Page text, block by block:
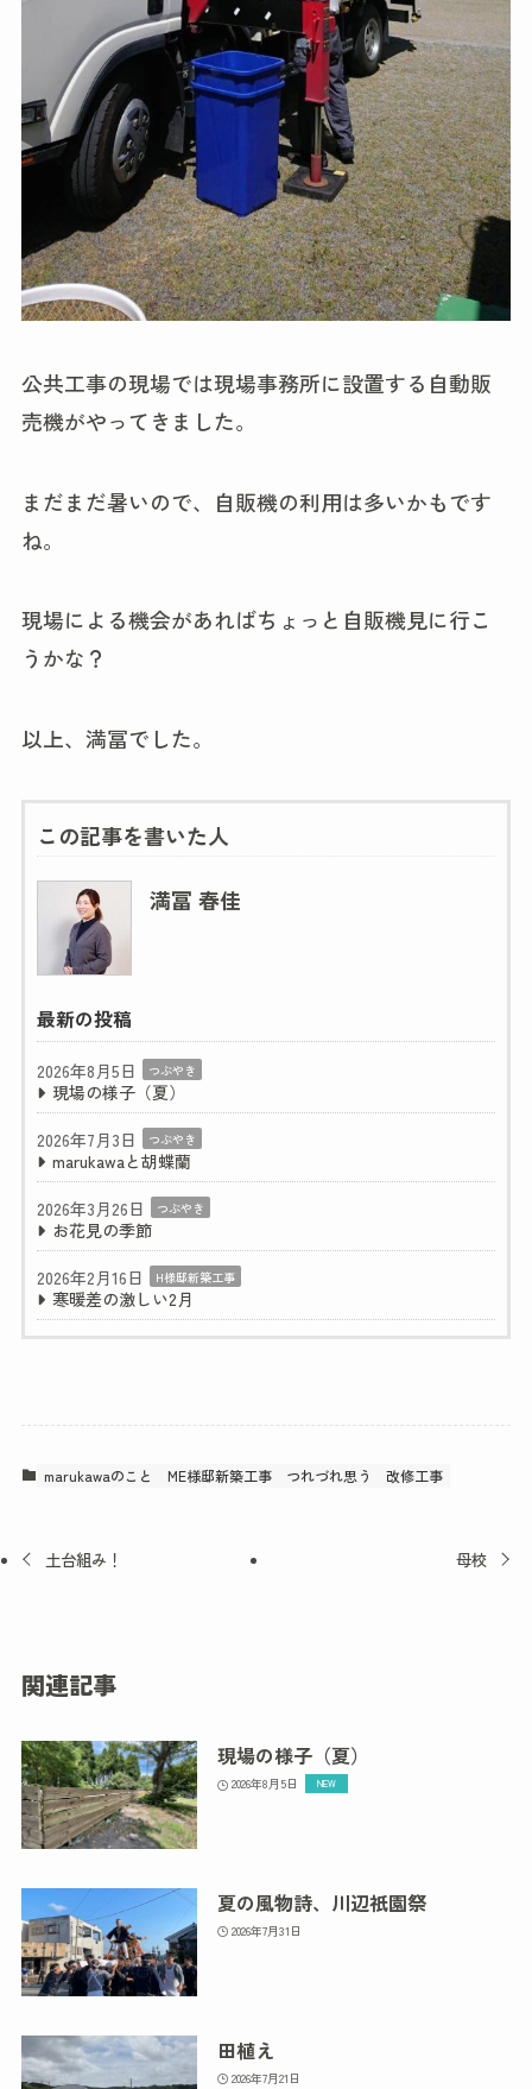
公共工事の現場では現場事務所に設置する自動販
売機がやってきました。
まだまだ暑いので、自販機の利用は多いかもです
ね。
現場による機会があればちょっと自販機見に行こ
うかな？
以上、満冨でした。
この記事を書いた人
満冨 春佳
最新の投稿
2026年8月5日 つぶやき
現場の様子（夏）
2026年7月3日
つぶやき
marukawaと胡蝶蘭
2026年3月26日
つぶやき
お花見の季節
2026年2月16日
H様邸新築工事
寒暖差の激しい2月
marukawaのこと ME様邸新築工事 つれづれ思う 改修工事
土台組み！ 母校
関連記事
現場の様子（夏）
2026年8月5日
夏の風物詩、川辺祇園祭
2026年7月31日
田植え
2026年7月21日